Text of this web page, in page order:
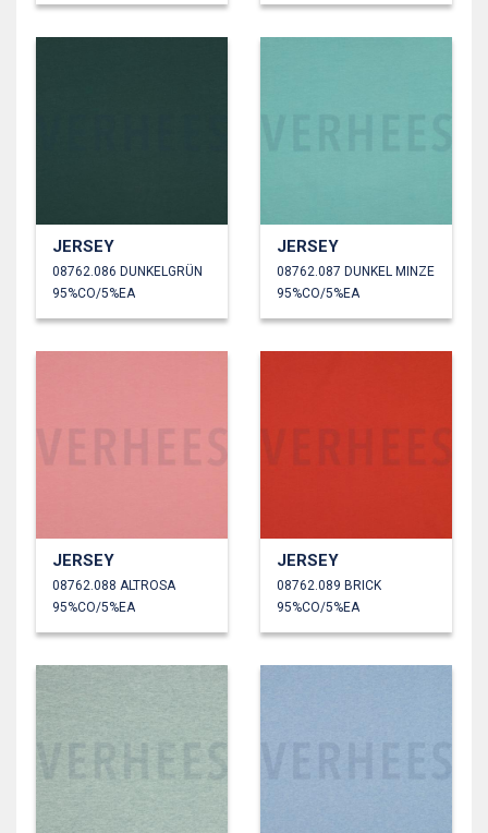
JERSEY
08762.086 DUNKELGRÜN
95%CO/5%EA
JERSEY
08762.087 DUNKEL MINZE
95%CO/5%EA
JERSEY
08762.088 ALTROSA
95%CO/5%EA
JERSEY
08762.089 BRICK
95%CO/5%EA